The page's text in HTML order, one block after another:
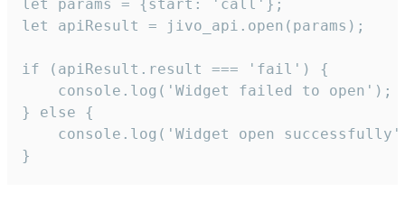
let params = {start: 'call'};
let apiResult = jivo_api.open(params);
if (apiResult.result === 'fail') {
    console.log('Widget failed to open');
} else {
console.log('Widget open
}